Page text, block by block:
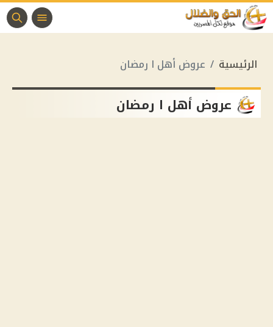
الرئيسية عروض أهل ا رمضان
عروض أهل ا رمضان